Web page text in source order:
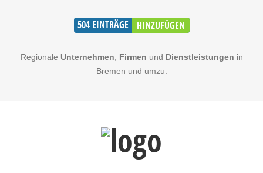
504 EINTRÄGE HINZUFÜGEN
Regionale Unternehmen Firmen und Dienstleistungen in
Bremen und umzu.